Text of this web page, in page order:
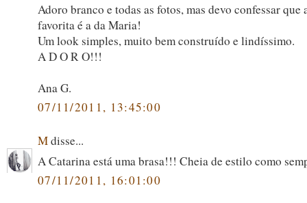
Adoro branco e todas as fotos, mas devo confessar que
favorita é a da Maria!
Um look simples, muito bem construído e lindíssimo.
A D O R O!!!
Ana G.
07/11/2011, 13:45:00
Mdisse...
A Catarina está uma brasa!!! Cheia de estilo como
07/11/2011, 16:01:00